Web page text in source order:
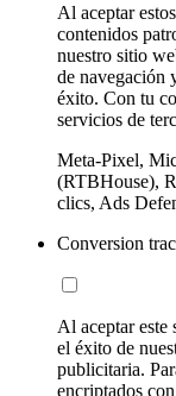
Al aceptar
contenidos
nuestro sitio
de navegación
éxito. Con tu
servicios de
Meta-Pixel,
(RTBHouse),
clics, Ads
Conversion
Al aceptar este
el éxito de
publicitaria.
encriptados